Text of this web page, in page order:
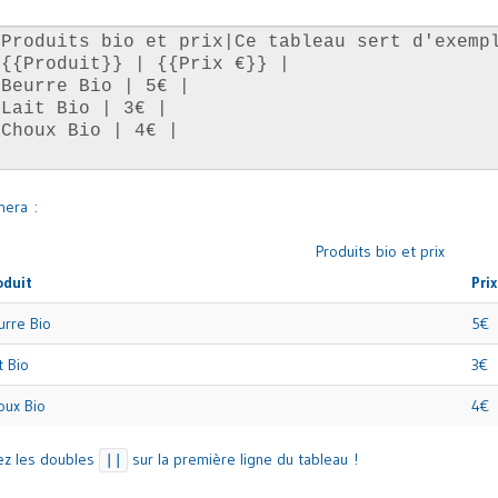
:
Produits bio et prix
Bio 5€
Bio 3€
Bio 4€
les doubles sur la première ligne du tableau !